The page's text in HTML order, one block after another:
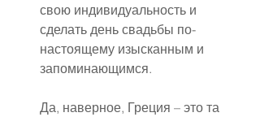
свою индивидуальность и
сделать день свадьбы по-
настоящему изысканным и
запоминающимся.
Да, наверное, Греция – это та